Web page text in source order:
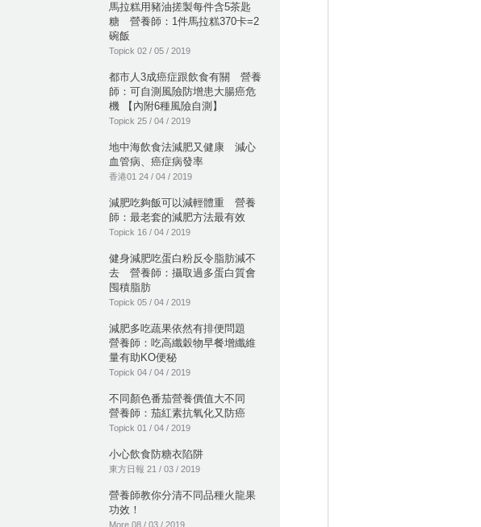
馬拉糕用豬油搓製每件含5茶匙
糖 營養師：1件馬拉糕370卡=2
碗飯
Topick 02 / 05 / 2019
都市人3成癌症跟飲食有關 營養
師：可自測風險防增患大腸癌危
機 【內附6種風險自測】
Topick 25 / 04 / 2019
地中海飲食法減肥又健康 減心
血管病、癌症病發率
香港01 24 / 04 / 2019
減肥吃夠飯可以減輕體重 營養
師：最老套的減肥方法最有效
Topick 16 / 04 / 2019
健身減肥吃蛋白粉反令脂肪減不
去 營養師：攝取過多蛋白質會
囤積脂肪
Topick 05 / 04 / 2019
減肥多吃蔬果依然有排便問題
營養師：吃高纖穀物早餐增纖維
量有助KO便秘
Topick 04 / 04 / 2019
不同顏色番茄營養價值大不同
營養師：茄紅素抗氧化又防癌
Topick 01 / 04 / 2019
小心飲食防糖衣陷阱
東方日報 21 / 03 / 2019
營養師教你分清不同品種火龍果
功效！
More 08 / 03 / 2019